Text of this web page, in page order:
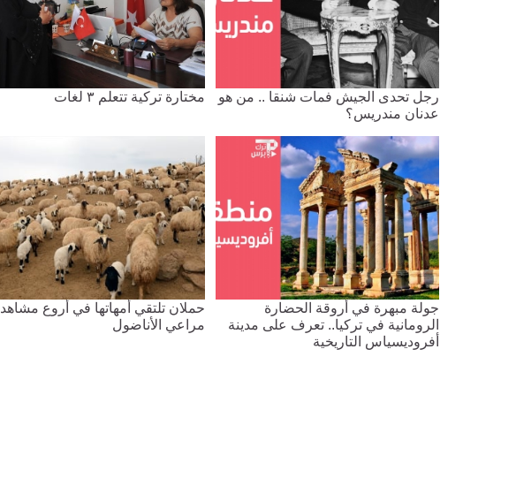
رجل تحدى الجيش فمات شنقا .. من هو
عدنان مندريس؟
مختارة تركية تتعلم ٣ لغات
جولة مبهرة في أروقة الحضارة
الرومانية في تركيا.. تعرف على مدينة
أفروديسياس التاريخية
حملان تلتقي أمهاتها في أروع مشاهد
مراعي الأناضول